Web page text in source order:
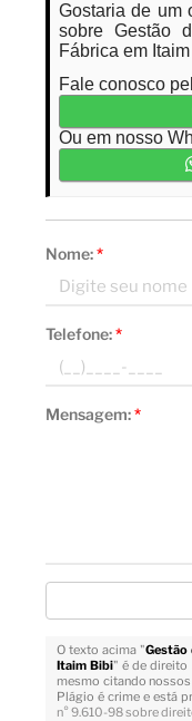
Gostaria de um
sobre Gestão
Fábrica em
Fale conosco
Ou em nosso
Nome:*
Telefone:*
Mensagem:*
O texto acima "Gestão
Itaim Bibi" é de direito
mesmo citando
Plágio é crime e está
n° 9.610-98 sobre